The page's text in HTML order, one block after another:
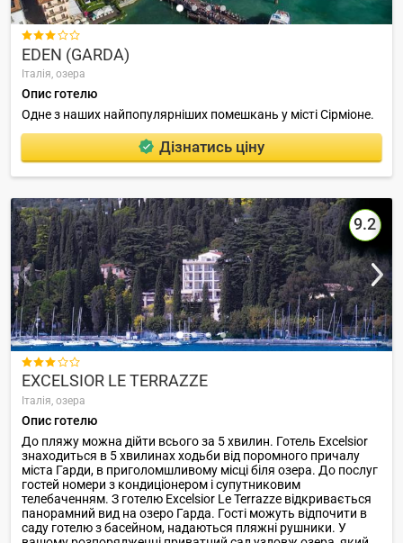

EDEN (GARDA)
Італія, озера
Опис готелю
Одне з наших найпопулярніших помешкань у місті Сірміоне.
Дізнатись ціну
9.2

EXCELSIOR LE TERRAZZE
Італія, озера
Опис готелю
До пляжу можна дійти всього за 5 хвилин. Готель Excelsior
знаходиться в 5 хвилинах ходьби від поромного причалу
міста Гарди, в приголомшливому місці біля озера. До послуг
гостей номери з кондиціонером і супутниковим
телебаченням. З готелю Excelsior Le Terrazze відкривається
панорамний вид на озеро Гарда. Гості можуть відпочити в
саду готелю з басейном, надаються пляжні рушники. У